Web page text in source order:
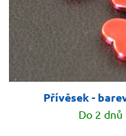
Přívěsek -
Do 2